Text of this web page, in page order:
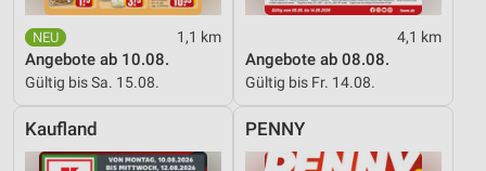
1,1 km
Angebote ab 10.08.
Gültig bis Sa. 15.08.
4,1 km
Angebote ab 08.08.
Gültig bis Fr. 14.08.
Kaufland PENNY